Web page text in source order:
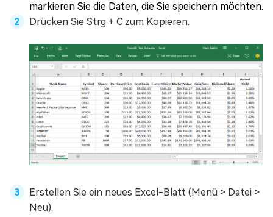
markieren Sie die Daten, die Sie speichern möchten.
Drücken Sie Strg + C zum Kopieren.
Erstellen Sie ein neues Excel-Blatt (Menü > Datei >
Neu).